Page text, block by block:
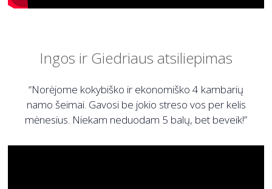
Ingos ir Giedriaus atsiliepimas
“Norėjome kokybiško ir ekonomiško 4 kambarių
namo šeimai. Gavosi be jokio streso vos per kelis
mėnesius. Niekam neduodam 5 balų, bet beveik!”